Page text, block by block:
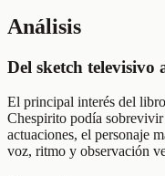
Análisis
Del sketch televisivo
El principal interés del
Chespirito podía
actuaciones, el personaje
voz, ritmo y observación